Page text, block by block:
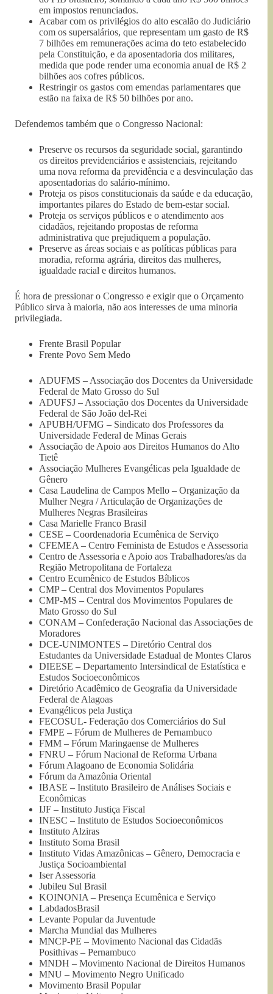
em impostos renunciados.
Acabar com os privilégios do alto escalão do Judiciário
com os supersalários, que representam um gasto de R$
7 bilhões em remunerações acima do teto estabelecido
pela Constituição, e da aposentadoria dos militares,
medida que pode render uma economia anual de R$ 2
bilhões aos cofres públicos.
Restringir os gastos com emendas parlamentares que
estão na faixa de R$ 50 bilhões por ano.
Defendemos também que o Congresso Nacional:
Preserve os recursos da seguridade social, garantindo
os direitos previdenciários e assistenciais, rejeitando
uma nova reforma da previdência e a desvinculação das
aposentadorias do salário-mínimo.
Proteja os pisos constitucionais da saúde e da educação,
importantes pilares do Estado de bem-estar social.
Proteja os serviços públicos e o atendimento aos
cidadãos, rejeitando propostas de reforma
administrativa que prejudiquem a população.
Preserve as áreas sociais e as políticas públicas para
moradia, reforma agrária, direitos das mulheres,
igualdade racial e direitos humanos.
É hora de pressionar o Congresso e exigir que o Orçamento
Público sirva à maioria, não aos interesses de uma minoria
privilegiada.
Frente Brasil Popular
Frente Povo Sem Medo
ADUFMS – Associação dos Docentes da Universidade
Federal de Mato Grosso do Sul
ADUFSJ – Associação dos Docentes da Universidade
Federal de São João del-Rei
APUBH/UFMG – Sindicato dos Professores da
Universidade Federal de Minas Gerais
Associação de Apoio aos Direitos Humanos do Alto
Tietê
Associação Mulheres Evangélicas pela Igualdade de
Gênero
Casa Laudelina de Campos Mello – Organização da
Mulher Negra / Articulação de Organizações de
Mulheres Negras Brasileiras
Casa Marielle Franco Brasil
CESE – Coordenadoria Ecumênica de Serviço
CFEMEA – Centro Feminista de Estudos e Assessoria
Centro de Assessoria e Apoio aos Trabalhadores/as da
Região Metropolitana de Fortaleza
Centro Ecumênico de Estudos Bíblicos
CMP – Central dos Movimentos Populares
CMP-MS – Central dos Movimentos Populares de
Mato Grosso do Sul
CONAM – Confederação Nacional das Associações de
Moradores
DCE-UNIMONTES – Diretório Central dos
Estudantes da Universidade Estadual de Montes Claros
DIEESE – Departamento Intersindical de Estatística e
Estudos Socioeconômicos
Diretório Acadêmico de Geografia da Universidade
Federal de Alagoas
Evangélicos pela Justiça
FECOSUL- Federação dos Comerciários do Sul
FMPE – Fórum de Mulheres de Pernambuco
FMM – Fórum Maringaense de Mulheres
FNRU – Fórum Nacional de Reforma Urbana
Fórum Alagoano de Economia Solidária
Fórum da Amazônia Oriental
IBASE – Instituto Brasileiro de Análises Sociais e
Econômicas
IJF – Instituto Justiça Fiscal
INESC – Instituto de Estudos Socioeconômicos
Instituto Alziras
Instituto Soma Brasil
Instituto Vidas Amazônicas – Gênero, Democracia e
Justiça Socioambiental
Iser Assessoria
Jubileu Sul Brasil
KOINONIA – Presença Ecumênica e Serviço
LabdadosBrasil
Levante Popular da Juventude
Marcha Mundial das Mulheres
MNCP-PE – Movimento Nacional das Cidadãs
Posithivas – Pernambuco
MNDH – Movimento Nacional de Direitos Humanos
MNU – Movimento Negro Unificado
Movimento Brasil Popular